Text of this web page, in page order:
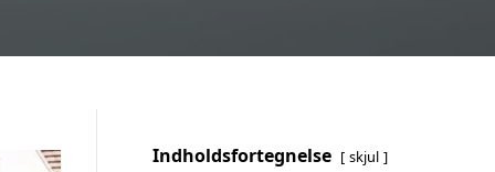
Indholdsfortegnelse skjul